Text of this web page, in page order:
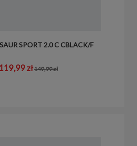
SPORT 2.0 C CBLACK/F
119,99 zł149,99 zł